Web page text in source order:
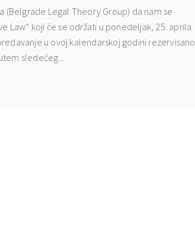
(Belgrade Legal Theory Group) da nam se
Law” koji će se održati u ponedeljak, 25. aprila
u ovoj kalendarskoj godini rezervisano
sledećeg...